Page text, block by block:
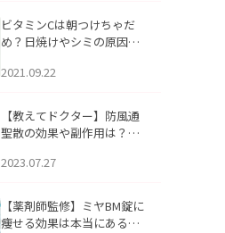
ビタミンCは朝つけちゃだ
め？日焼けやシミの原因に
2021.09.22
【教えてドクター】防風通
聖散の効果や副作用は？長
2023.07.27
【薬剤師監修】ミヤBM錠に
痩せる効果は本当にある